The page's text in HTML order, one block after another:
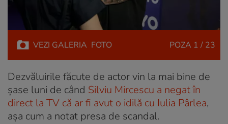
VEZI GALERIA FOTO POZA 1 / 23
Dezvăluirile făcute de actor vin la mai bine de
șase luni de când Silviu Mircescu a negat în
direct la TV că ar fi avut o idilă cu Iulia Pârlea,
așa cum a notat presa de scandal.